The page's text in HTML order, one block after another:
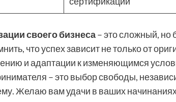
своего бизнеса– это сложный, но
что успех зависит не только от
и адаптации к изменяющимся
– это выбор свободы,
Желаю вам удачи в ваших